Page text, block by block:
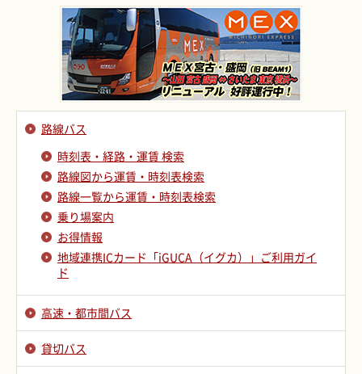
路線バス
時刻表・経路・運賃 検索
路線図から運賃・時刻表検索
路線一覧から運賃・時刻表検索
乗り場案内
お得情報
地域連携ICカード「iGUCA（イグカ）」ご利用ガイ
ド
高速・都市間バス
貸切バス